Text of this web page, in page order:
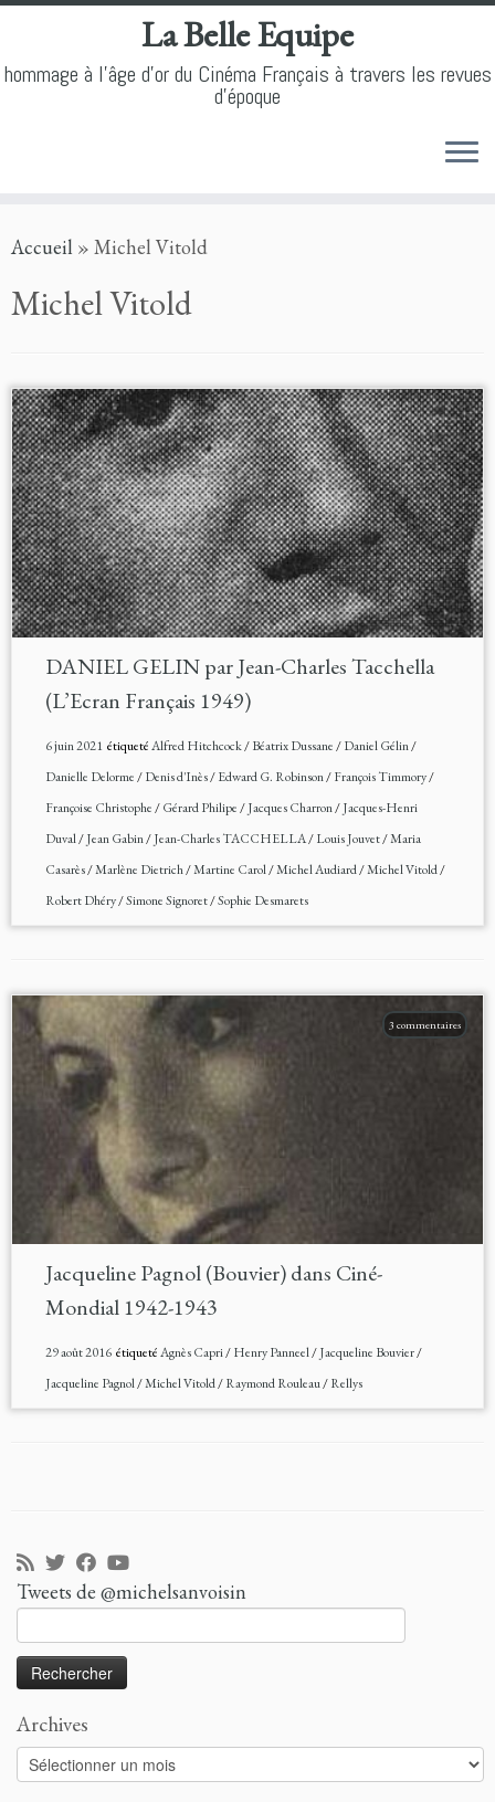
to
La Belle Equipe
hommage à l'âge d'or du Cinéma Français à travers les revues
d'époque
Accueil » Michel Vitold
Michel Vitold
DANIEL GELIN par Jean-Charles Tacchella
(L’Ecran Français 1949)
6 juin 2021étiquetéAlfred Hitchcock/Béatrix Dussane/Daniel Gélin/
Danielle Delorme/Denis d'Inès/Edward G. Robinson/François Timmory/
Françoise Christophe/Gérard Philipe/Jacques Charron/Jacques-Henri
Duval/Jean Gabin/Jean-Charles TACCHELLA/Louis Jouvet/Maria
Casarès/Marlène Dietrich/Martine Carol/Michel Audiard/Michel Vitold/
Robert Dhéry/Simone Signoret/Sophie Desmarets
3 commentaires
Jacqueline Pagnol (Bouvier) dans Ciné-
Mondial 1942-1943
29 août 2016étiquetéAgnès Capri/Henry Panneel/Jacqueline Bouvier/
Jacqueline Pagnol/Michel Vitold/Raymond Rouleau/Rellys
Tweets de @michelsanvoisin
Archives
Archives